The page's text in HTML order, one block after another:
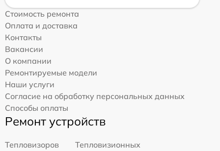
Стоимость ремонта
Оплата и доставка
Контакты
Вакансии
О компании
Ремонтируемые модели
Наши услуги
Согласие на обработку персональных данных
Способы оплаты
Ремонт устройств
Тепловизоров
Тепловизионных